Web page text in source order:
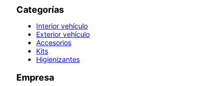
Categorías
Interior vehículo
Exterior vehículo
Accesorios
Kits
Higienizantes
Empresa